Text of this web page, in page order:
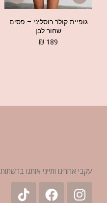
גופיית קולר רוסליני – פסים
שחור לבן
₪ 189
עקבי אחרינו ותייגי אותנו ברשתות